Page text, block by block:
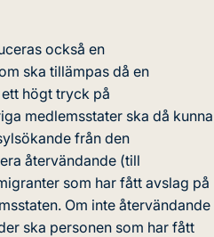
också en
ska tillämpas då en
högt tryck på
medlemsstater ska då kunna
från den
återvändande (till
som har fått avslag på
Om inte återvändande
ska personen som har fått